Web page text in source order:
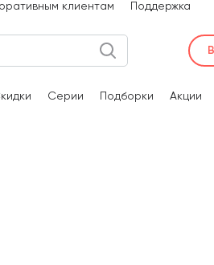
клиентам Поддержка
Серии Подборки Акции